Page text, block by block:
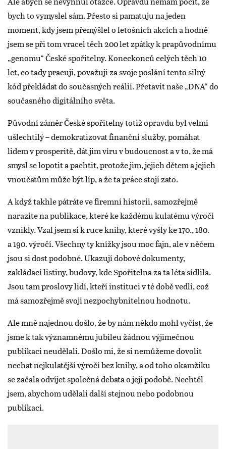
bych to vymyslel sám. Přesto si pamatuju na jeden
moment, kdy jsem přemýšlel o letošních akcích a hodně
jsem se při tom vracel těch 200 let zpátky k prapůvodnímu
„genomu“ České spořitelny. Koneckonců celých těch 10
let, co tady pracuji, považuji za svoje poslání tento silný
kód překládat do současných reálií. Přetavit naše „DNA“ do
současného digitálního světa.
Původní záměr České spořitelny totiž opravdu byl velmi
ušlechtilý – demokratizovat finanční služby, pomáhat
lidem v prosperitě, dát jim víru v budoucnost a v to, že má
smysl se lopotit a pachtit, protože jim, jejich dětem a jejich
vnoučatům může být líp, a že ta práce stojí zato.
A když takhle pátráte ve firemní historii, samozřejmě
narazíte na publikace, které ke každému kulatému výročí
vznikly. Vzal jsem si k ruce knihy, které vyšly ke 170., 180.
a 190. výročí. Všechny ty knížky jsou moc fajn, ale v něčem
jsou si dost podobné. Ukazují dobové dokumenty,
zakládací listiny, budovy, kde Spořitelna za ta léta sídlila.
Jsou tam proslovy lidí, kteří instituci v té době vedli, což
má samozřejmě svoji nezpochybnitelnou hodnotu.
Ale mně najednou došlo, že by nám někdo mohl vyčíst, že
jsme k tak významnému jubileu žádnou výjimečnou
publikaci neudělali. Došlo mi, že si nemůžeme dovolit
nechat nejkulatější výročí bez knihy, a od toho okamžiku
se začala odvíjet společná debata o její podobě. Nechtěl
jsem, abychom udělali další stejnou nebo podobnou
publikaci.